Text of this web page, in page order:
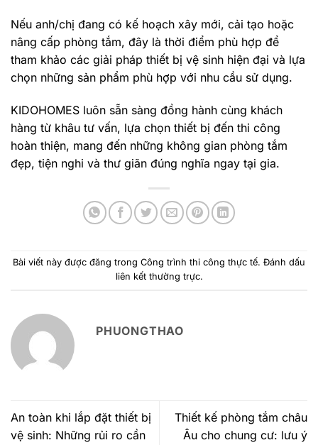
Nếu anh/chị đang có kế hoạch xây mới, cải tạo hoặc
nâng cấp phòng tắm, đây là thời điểm phù hợp để
tham khảo các giải pháp thiết bị vệ sinh hiện đại và lựa
chọn những sản phẩm phù hợp với nhu cầu sử dụng.
KIDOHOMES luôn sẵn sàng đồng hành cùng khách
hàng từ khâu tư vấn, lựa chọn thiết bị đến thi công
hoàn thiện, mang đến những không gian phòng tắm
đẹp, tiện nghi và thư giãn đúng nghĩa ngay tại gia.
Bài viết này được đăng trong Công trình thi công thực tế. Đánh dấu
liên kết thường trực.
PHUONGTHAO
An toàn khi lắp đặt thiết bị
vệ sinh: Những rủi ro cần
Thiết kế phòng tắm châu
Âu cho chung cư: lưu ý